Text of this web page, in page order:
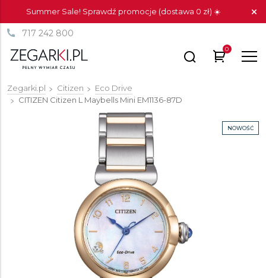
Summer Sale! Sprawdź promocje (dostawa 0 zł) ☀️
717 242 800
0
Zegarki.pl Citizen
Eco Drive
CITIZEN Citizen L Maybells Mini EM1136-87D
NOWOŚĆ